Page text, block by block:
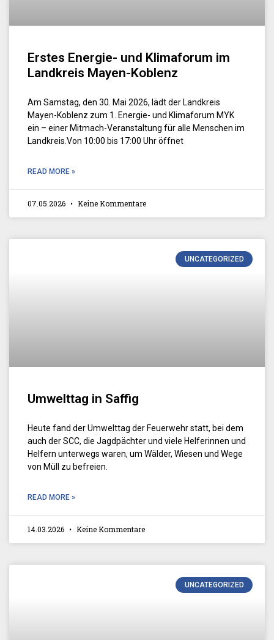
Erstes Energie- und Klimaforum im
Landkreis Mayen-Koblenz
Am Samstag, den 30. Mai 2026, lädt der Landkreis
Mayen-Koblenz zum 1. Energie- und Klimaforum MYK
ein – einer Mitmach-Veranstaltung für alle Menschen im
Landkreis.Von 10:00 bis 17:00 Uhr öffnet
READ MORE »
07.05.2026 Keine Kommentare
UNCATEGORIZED
Umwelttag in Saffig
Heute fand der Umwelttag der Feuerwehr statt, bei dem
auch der SCC, die Jagdpächter und viele Helferinnen und
Helfern unterwegs waren, um Wälder, Wiesen und Wege
von Müll zu befreien.
READ MORE »
14.03.2026 Keine Kommentare
UNCATEGORIZED